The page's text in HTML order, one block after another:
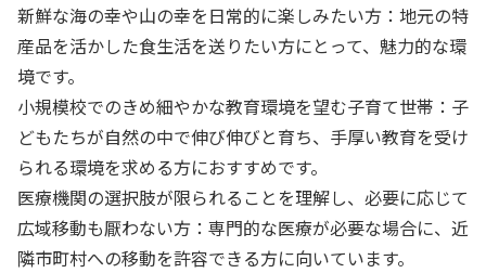
新鮮な海の幸や山の幸を日常的に楽しみたい方：地元の特
産品を活かした食生活を送りたい方にとって、魅力的な環
境です。
小規模校でのきめ細やかな教育環境を望む子育て世帯：子
どもたちが自然の中で伸び伸びと育ち、手厚い教育を受け
られる環境を求める方におすすめです。
医療機関の選択肢が限られることを理解し、必要に応じて
広域移動も厭わない方：専門的な医療が必要な場合に、近
隣市町村への移動を許容できる方に向いています。